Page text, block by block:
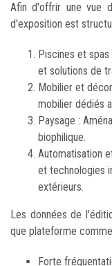
Afin d'offrir une vue
d'exposition est
Piscines et
et solutions de
Mobilier et
mobilier dédiés
Paysage :
biophilique.
Automatisation
et technologies
extérieurs.
Les données de
que plateforme
Forte